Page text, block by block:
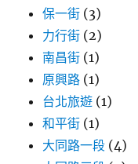
保一街 (3)
力行街 (2)
南昌街 (1)
原興路 (1)
台北旅遊 (1)
和平街 (1)
大同路一段 (4)